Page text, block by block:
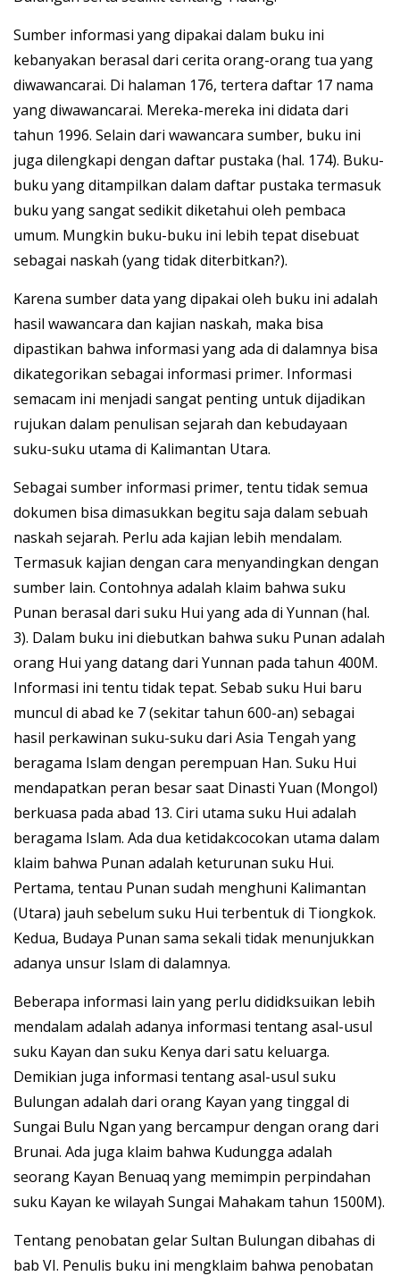
Sumber informasi yang dipakai dalam buku ini
kebanyakan berasal dari cerita orang-orang tua yang
diwawancarai. Di halaman 176, tertera daftar 17 nama
yang diwawancarai. Mereka-mereka ini didata dari
tahun 1996. Selain dari wawancara sumber, buku ini
juga dilengkapi dengan daftar pustaka (hal. 174). Buku-
buku yang ditampilkan dalam daftar pustaka termasuk
buku yang sangat sedikit diketahui oleh pembaca
umum. Mungkin buku-buku ini lebih tepat disebuat
sebagai naskah (yang tidak diterbitkan?).
Karena sumber data yang dipakai oleh buku ini adalah
hasil wawancara dan kajian naskah, maka bisa
dipastikan bahwa informasi yang ada di dalamnya bisa
dikategorikan sebagai informasi primer. Informasi
semacam ini menjadi sangat penting untuk dijadikan
rujukan dalam penulisan sejarah dan kebudayaan
suku-suku utama di Kalimantan Utara.
Sebagai sumber informasi primer, tentu tidak semua
dokumen bisa dimasukkan begitu saja dalam sebuah
naskah sejarah. Perlu ada kajian lebih mendalam.
Termasuk kajian dengan cara menyandingkan dengan
sumber lain. Contohnya adalah klaim bahwa suku
Punan berasal dari suku Hui yang ada di Yunnan (hal.
3). Dalam buku ini diebutkan bahwa suku Punan adalah
orang Hui yang datang dari Yunnan pada tahun 400M.
Informasi ini tentu tidak tepat. Sebab suku Hui baru
muncul di abad ke 7 (sekitar tahun 600-an) sebagai
hasil perkawinan suku-suku dari Asia Tengah yang
beragama Islam dengan perempuan Han. Suku Hui
mendapatkan peran besar saat Dinasti Yuan (Mongol)
berkuasa pada abad 13. Ciri utama suku Hui adalah
beragama Islam. Ada dua ketidakcocokan utama dalam
klaim bahwa Punan adalah keturunan suku Hui.
Pertama, tentau Punan sudah menghuni Kalimantan
(Utara) jauh sebelum suku Hui terbentuk di Tiongkok.
Kedua, Budaya Punan sama sekali tidak menunjukkan
adanya unsur Islam di dalamnya.
Beberapa informasi lain yang perlu dididksuikan lebih
mendalam adalah adanya informasi tentang asal-usul
suku Kayan dan suku Kenya dari satu keluarga.
Demikian juga informasi tentang asal-usul suku
Bulungan adalah dari orang Kayan yang tinggal di
Sungai Bulu Ngan yang bercampur dengan orang dari
Brunai. Ada juga klaim bahwa Kudungga adalah
seorang Kayan Benuaq yang memimpin perpindahan
suku Kayan ke wilayah Sungai Mahakam tahun 1500M).
Tentang penobatan gelar Sultan Bulungan dibahas di
bab VI. Penulis buku ini mengklaim bahwa penobatan